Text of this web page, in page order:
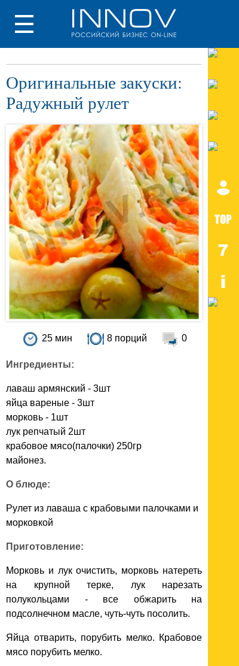
Оригинальные закуски:
Радужный рулет
25 мин 8 порций 0
Ингредиенты:
лаваш армянский - 3шт
яйца вареные - 3шт
морковь - 1шт
лук репчатый 2шт
крабовое мясо(палочки) 250гр
майонез.
О блюде:
Рулет из лаваша с крабовыми палочками и
морковкой
Приготовление:
Морковь и лук очистить, морковь натереть
на крупной терке, лук нарезать
полукольцами - все обжарить на
подсолнечном масле, чуть-чуть посолить.
Яйца отварить, порубить мелко. Крабовое
мясо порубить мелко.